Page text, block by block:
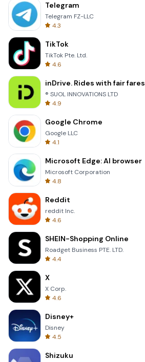
Telegram
Telegram FZ-LLC
4.3
TikTok
TikTok Pte. Ltd.
4.6
inDrive. Rides with fair fares
® SUOL INNOVATIONS LTD
4.9
Google Chrome
Google LLC
4.1
Microsoft Edge: AI browser
Microsoft Corporation
4.8
Reddit
reddit Inc.
4.6
SHEIN-Shopping Online
Roadget Business PTE. LTD.
4.4
X
X Corp.
4.6
Disney+
Disney
4.5
Shizuku